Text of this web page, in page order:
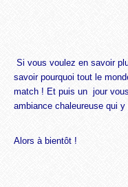
Si vous voulez en savoir
savoir pourquoi tout le
match ! Et puis un jour
ambiance chaleureuse qui
Alors à bientôt !